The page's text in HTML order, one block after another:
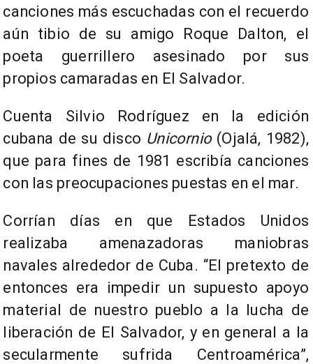
canciones más escuchadas con el recuerdo
aún tibio de su amigo Roque Dalton, el
poeta guerrillero asesinado por sus
propios camaradas en El Salvador.
Cuenta Silvio Rodríguez en la edición
cubana de su disco Unicornio(Ojalá, 1982),
que para fines de 1981 escribía canciones
con las preocupaciones puestas en el mar.
Corrían días en que Estados Unidos
realizaba amenazadoras maniobras
navales alrededor de Cuba. “El pretexto de
entonces era impedir un supuesto apoyo
material de nuestro pueblo a la lucha de
liberación de El Salvador, y en general a la
secularmente sufrida Centroamérica”,